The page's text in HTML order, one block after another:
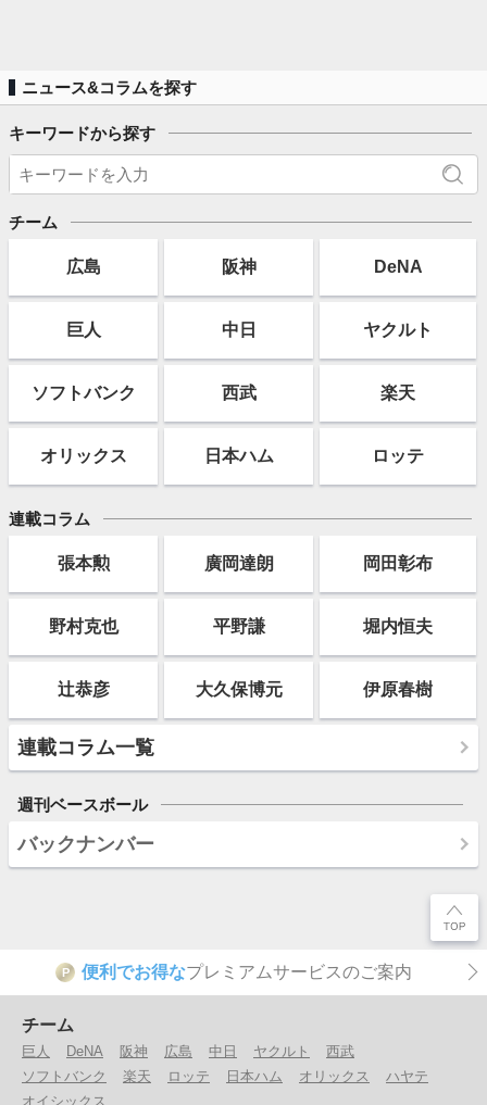
ニュース&コラムを探す
キーワードから探す
チーム
広島 阪神 DeNA
巨人 中日 ヤクルト
ソフト バンク 西武 楽天
オリックス 日本ハム ロッテ
連載コラム
張本勲 廣岡達朗 岡田彰布
野村克也 平野謙 堀内恒夫
辻恭彦 大久保博元 伊原春樹
連載コラム一覧
週刊ベースボール
バックナンバー
P 便利でお得なプレミアムサービスのご案内
チーム
巨人 DeNA 阪神 広島 中日 ヤクルト
西武
ソフトバンク
楽天 ロッテ 日本ハム オリックス
ハヤテ
オイシックス